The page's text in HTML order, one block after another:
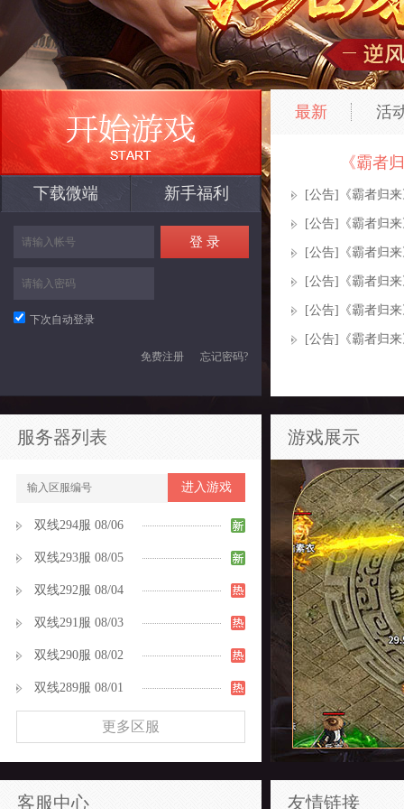
下载微端 新手福利
下次自动登录
免费注册 忘记密码?
服务器列表
进入游戏
双线294服 08/06
双线293服 08/05
双线292服 08/04
双线291服 08/03
双线290服 08/02
双线289服 08/01
更多区服
客服中心
最新 活
《霸者
[公告] 《霸者归
[公告] 《霸者归
[公告] 《霸者归
[公告] 《霸者归
[公告] 《霸者归
[公告] 《霸者归
游戏展示
友情链接